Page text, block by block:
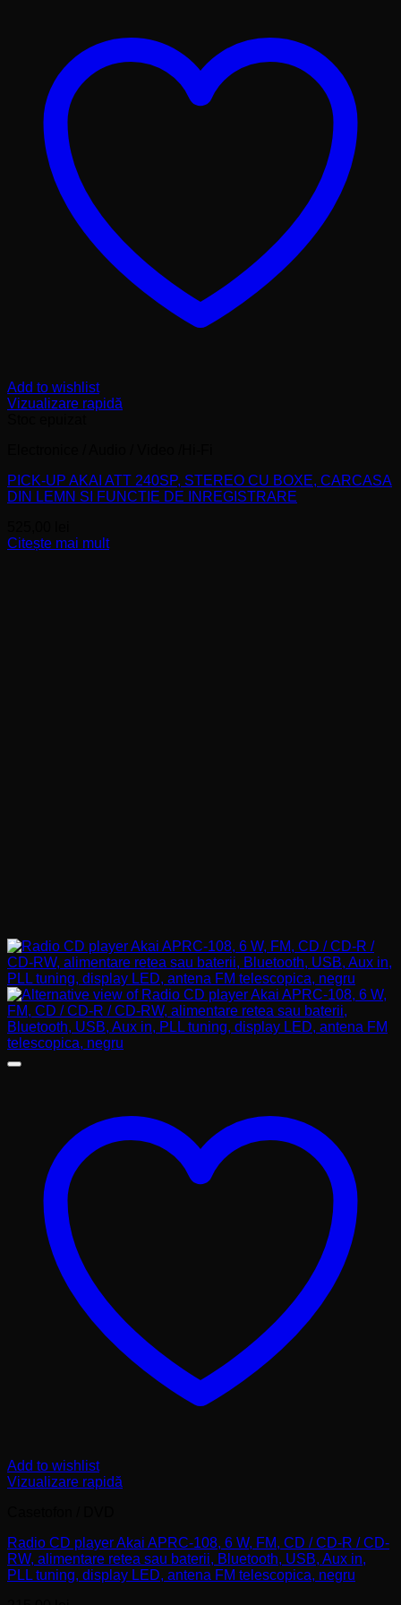
Add to wishlist
Vizualizare rapidă
PICK-UP AKAI ATT 240SP, STEREO CU BOXE, CARCASA
DIN LEMN SI FUNCTIE DE INREGISTRARE
Citește mai mult
Add to wishlist
Vizualizare rapidă
Radio CD player Akai APRC-108, 6 W, FM, CD / CD-R / CD-
RW, alimentare retea sau baterii, Bluetooth, USB, Aux in,
PLL tuning, display LED, antena FM telescopica, negru